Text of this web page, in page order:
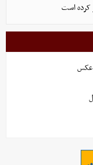
کرده است